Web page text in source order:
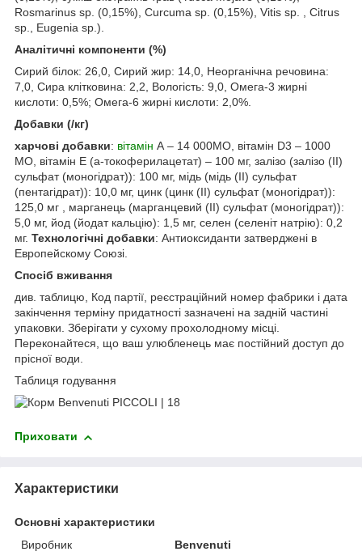
Rosmarinus sp. (0,15%), Curcuma sp. (0,15%), Vitis sp. , Citrus
sp., Eugenia sp.).
Аналітичні компоненти (%)
Сирий білок: 26,0, Сирий жир: 14,0, Неорганічна речовина:
7,0, Сира клітковина: 2,2, Вологість: 9,0, Омега-3 жирні
кислоти: 0,5%; Омега-6 жирні кислоти: 2,0%.
Добавки (/кг)
харчові добавки: вітамін А – 14 000МО, вітамін D3 – 1000
МО, вітамін Е (а-токоферилацетат) – 100 мг, залізо (залізо (II)
сульфат (моногідрат)): 100 мг, мідь (мідь (II) сульфат
(пентагідрат)): 10,0 мг, цинк (цинк (II) сульфат (моногідрат)):
125,0 мг , марганець (марганцевий (II) сульфат (моногідрат)):
5,0 мг, йод (йодат кальцію): 1,5 мг, селен (селеніт натрію): 0,2
мг. Технологічні добавки: Антиоксиданти затверджені в
Европейскому Союзі.
Спосіб вживання
див. таблицю, Код партії, реєстраційний номер фабрики і дата
закінчення терміну придатності зазначені на задній частині
упаковки. Зберігати у сухому прохолодному місці.
Переконайтеся, що ваш улюбленець має постійний доступ до
прісної води.
Таблиця годування
Приховати
Характеристики
Основні характеристики
Виробник
Benvenuti